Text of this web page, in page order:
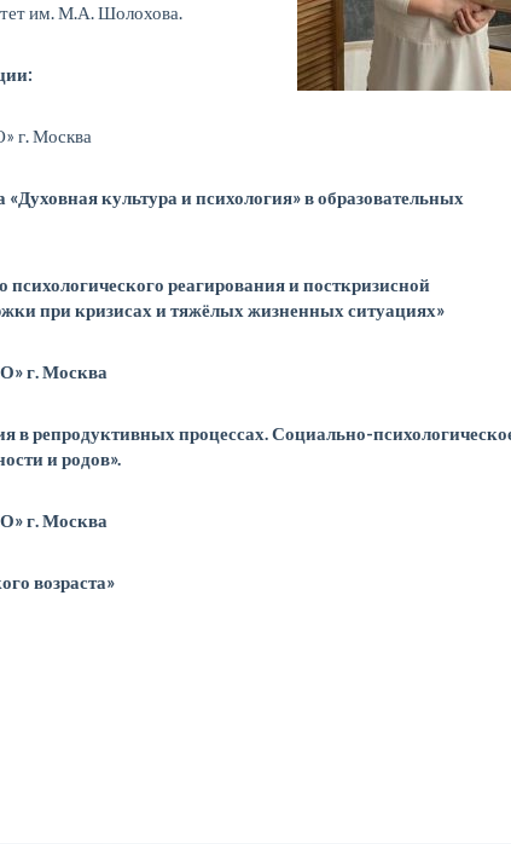
им. М.А. Шолохова.
Москва
культура и психология» в образовательных
психологического реагирования и посткризисной
при кризисах и тяжёлых жизненных ситуациях»
г. Москва
в репродуктивных процессах. Социально-
и родов».
г. Москва
возраста»